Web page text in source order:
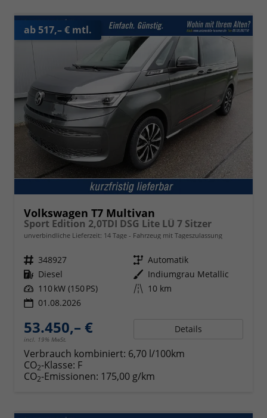
ab 517,– € mtl.
Volkswagen T7 Multivan
Sport Edition 2,0TDI DSG Lite LÜ 7 Sitzer
unverbindliche Lieferzeit: 14 Tage Fahrzeug mit Tageszulassung
Fahrzeugnr. 348927 Getriebe Automatik
Kraftstoff Diesel Außenfarbe Indiumgrau Metallic
Leistung 110 kW (150 PS) Kilometerstand 10 km
01.08.2026
53.450,– €
incl. 19% MwSt.
Details
Verbrauch kombiniert: 6,70 l/100km
CO2-Klasse: F
CO2-Emissionen: 175,00 g/km